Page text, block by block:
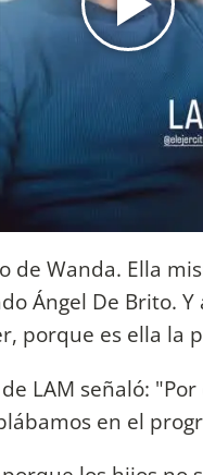
de Wanda. Ella
Ángel De Brito.
porque es ella la
LAM señaló:
en el